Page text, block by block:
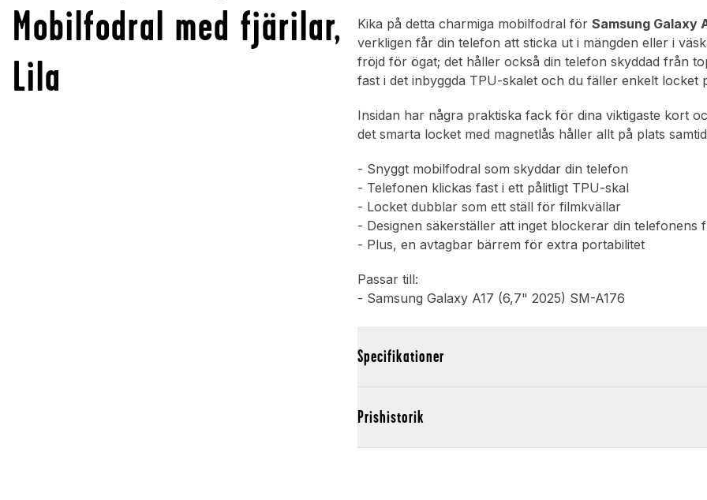
Mobilfodral med fjärilar,
Lila
Kika på detta charmiga mobilfodral förSamsung Galaxy
verkligen får din telefon att sticka ut i mängden eller i
fröjd för ögat; det håller också din telefon skyddad från
fast i det inbyggda TPU-skalet och du fäller enkelt locket
Insidan har några praktiska fack för dina viktigaste kort
det smarta locket med magnetlås håller allt på plats
- Snyggt mobilfodral som skyddar din telefon
- Telefonen klickas fast i ett pålitligt TPU-skal
- Locket dubblar som ett ställ för filmkvällar
- Designen säkerställer att inget blockerar din telefonens
- Plus, en avtagbar bärrem för extra portabilitet
Passar till:
- Samsung Galaxy A17 (6,7" 2025) SM-A176
Specifikationer
Prishistorik